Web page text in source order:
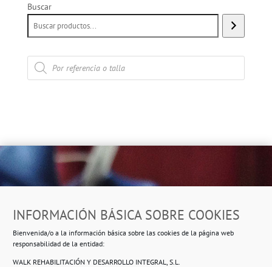
INFORMACIÓN BÁSICA SOBRE COOKIES
Bienvenida/o a la información básica sobre las cookies de la página web
responsabilidad de la entidad:
WALK REHABILITACIÓN Y DESARROLLO INTEGRAL, S.L.
Buscar
Búsqueda
de
productos
Ropero Solidario de Usera
Beasáin 25-33posterior, local 3 – 28041 Madrid